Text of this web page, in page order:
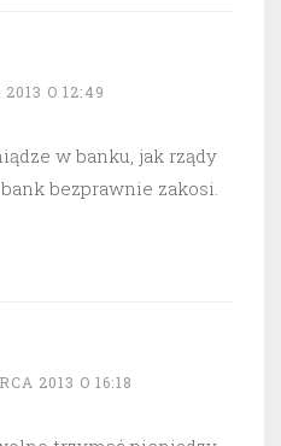
O 12:49
w banku, jak rządy
bezprawnie zakosi.
2013 O 16:18